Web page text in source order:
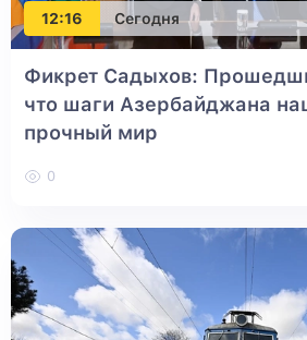
12:16 Сегодня
Фикрет Садыхов:
что шаги Азербайджана
прочный мир
0